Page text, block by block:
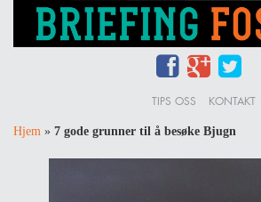
TIPS OSS KONTAKT
Hjem » 7 gode grunner til å besøke Bjugn